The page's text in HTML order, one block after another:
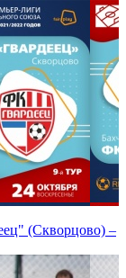
(Скворцово) –